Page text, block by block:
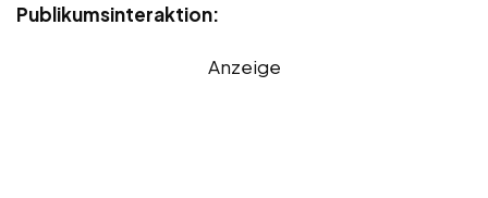
Publikumsinteraktion:
Anzeige